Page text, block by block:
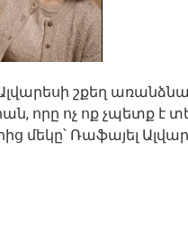
շքեղ
որը ոչ ոք չպետք է
մեկը՝ Ռաֆայել